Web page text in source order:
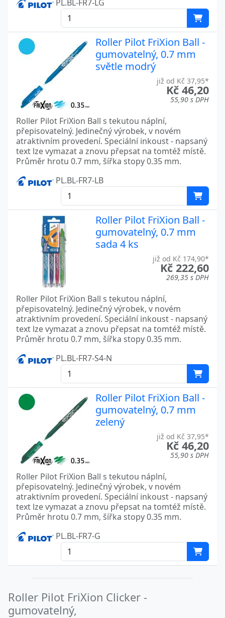
PL.BL-FR7-LG
Roller Pilot FriXion Ball -
gumovatelný, 0.7 mm
světle modrý
již od Kč 37,95*
Kč 46,20
55,90 s DPH
Roller Pilot FriXion Ball s tekutou náplní,
přepisovatelný. Jedinečný výrobek, v novém
atraktivním provedení. Speciální inkoust - napsaný
text lze vymazat a znovu přepsat na tomtéž místě.
Průměr hrotu 0.7 mm, šířka stopy 0.35 mm.
PL.BL-FR7-LB
Roller Pilot FriXion Ball -
gumovatelný, 0.7 mm
sada 4 ks
již od Kč 174,90*
Kč 222,60
269,35 s DPH
Roller Pilot FriXion Ball s tekutou náplní,
přepisovatelný. Jedinečný výrobek, v novém
atraktivním provedení. Speciální inkoust - napsaný
text lze vymazat a znovu přepsat na tomtéž místě.
Průměr hrotu 0.7 mm, šířka stopy 0.35 mm.
PL.BL-FR7-S4-N
Roller Pilot FriXion Ball -
gumovatelný, 0.7 mm
zelený
již od Kč 37,95*
Kč 46,20
55,90 s DPH
Roller Pilot FriXion Ball s tekutou náplní,
přepisovatelný. Jedinečný výrobek, v novém
atraktivním provedení. Speciální inkoust - napsaný
text lze vymazat a znovu přepsat na tomtéž místě.
Průměr hrotu 0.7 mm, šířka stopy 0.35 mm.
PL.BL-FR7-G
Roller Pilot FriXion Clicker -
gumovatelný,